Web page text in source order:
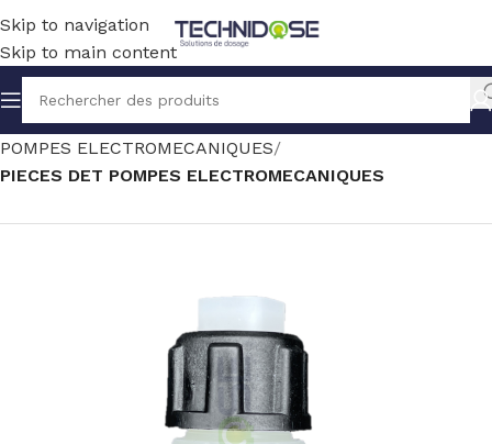
Skip to navigation
Skip to main content
Accueil TRAITEMENT EAU DOSAGE
POMPES ELECTROMECANIQUES
PIECES DET POMPES ELECTROMECANIQUES